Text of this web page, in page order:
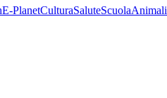
E-PlanetCulturaSaluteScuolaAnimali